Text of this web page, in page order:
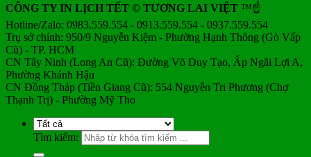
CÔNG TY IN LỊCH TẾT © TƯƠNG LAI VIỆT ™☝️
Hotline/Zalo: 0983.559.554 - 0913.559.554 - 0937.559.554
Trụ sở chính: 950/9 Nguyễn Kiệm - Phường Hạnh Thông (Gò Vấp
Cũ) - TP. HCM
CN Tây Ninh (Long An Cũ): Đường Võ Duy Tạo, Ấp Ngãi Lợi A,
Phường Khánh Hậu
CN Đồng Tháp (Tiền Giang Cũ): 554 Nguyễn Tri Phương (Chợ
Thạnh Trị) - Phường Mỹ Tho
Tìm kiếm: